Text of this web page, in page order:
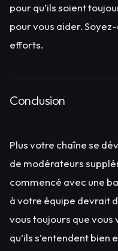
pour qu’ils soient
pour vous aider.
efforts.
Conclusion
Plus votre chaîne se
de modérateurs
commencé avec une
à votre équipe devrait
vous toujours que vous
qu’ils s’entendent bien